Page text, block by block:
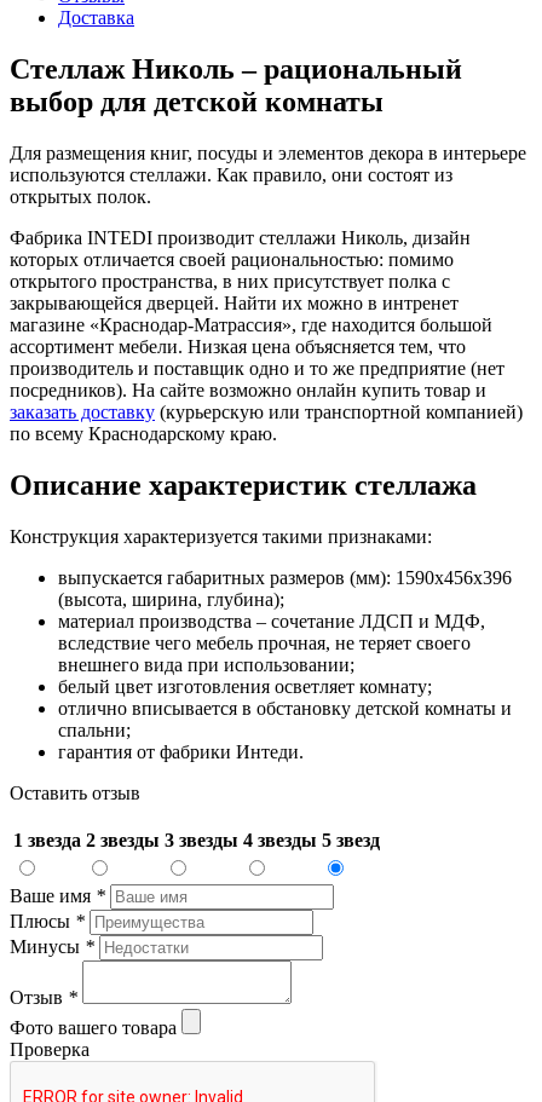
Доставка
Стеллаж Николь – рациональный
выбор для детской комнаты
Для размещения книг, посуды и элементов декора в интерьере
используются стеллажи. Как правило, они состоят из
открытых полок.
Фабрика INTEDI производит стеллажи Николь, дизайн
которых отличается своей рациональностью: помимо
открытого пространства, в них присутствует полка с
закрывающейся дверцей. Найти их можно в интренет
магазине «Краснодар-Матрассия», где находится большой
ассортимент мебели. Низкая цена объясняется тем, что
производитель и поставщик одно и то же предприятие (нет
посредников). На сайте возможно онлайн купить товар и
заказать доставку (курьерскую или транспортной компанией)
по всему Краснодарскому краю.
Описание характеристик стеллажа
Конструкция характеризуется такими признаками:
выпускается габаритных размеров (мм): 1590х456х396
(высота, ширина, глубина);
материал производства – сочетание ЛДСП и МДФ,
вследствие чего мебель прочная, не теряет своего
внешнего вида при использовании;
белый цвет изготовления осветляет комнату;
отлично вписывается в обстановку детской комнаты и
спальни;
гарантия от фабрики Интеди.
Оставить отзыв
1 звезда 2 звезды 3 звезды 4 звезды 5 звезд
Ваше имя *
Плюсы *
Минусы *
Отзыв *
Фото вашего товара
Проверка